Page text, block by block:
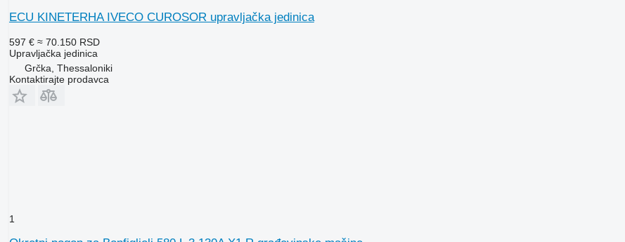
ECU KINETERHA IVECO CUROSOR upravljačka jedinica
597 € ≈ 70.150 RSD
Upravljačka jedinica
Grčka, Thessaloniki
Kontaktirajte prodavca
1